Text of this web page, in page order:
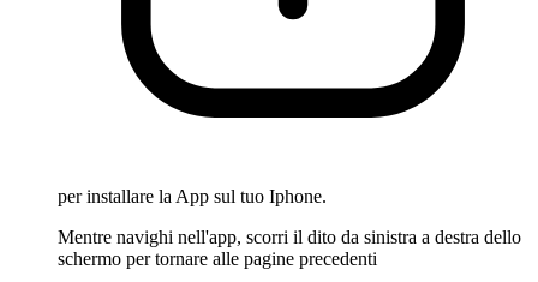
per installare la App sul tuo Iphone.
Mentre navighi nell'app, scorri il dito da sinistra a destra dello
schermo per tornare alle pagine precedenti